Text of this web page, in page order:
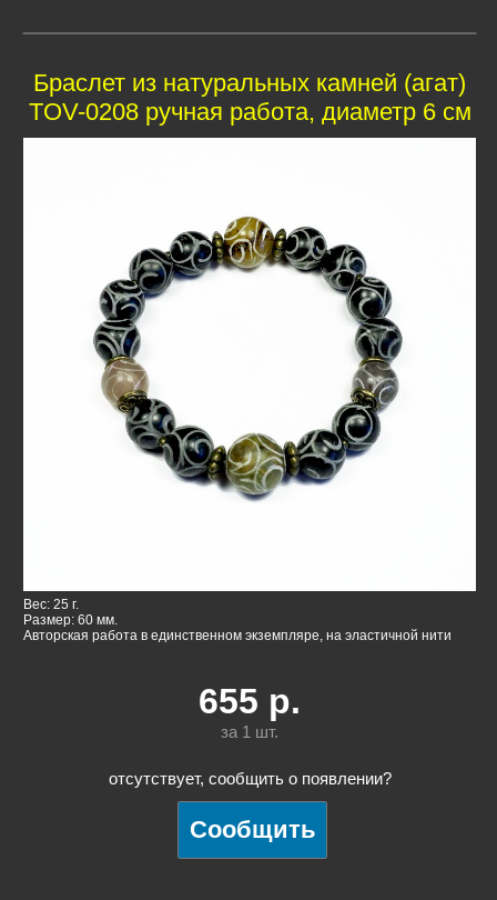
Браслет из натуральных камней (агат)
TOV-0208 ручная работа, диаметр 6 см
Вес: 25 г.
Размер: 60 мм.
Авторская работа в единственном экземпляре, на эластичной нити
655 р.
за 1 шт.
отсутствует, сообщить о появлении?